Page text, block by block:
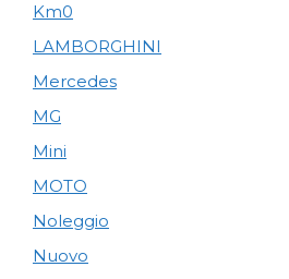
Km0
LAMBORGHINI
Mercedes
MG
Mini
MOTO
Noleggio
Nuovo